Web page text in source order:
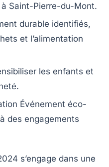
Saint-Pierre-du-Mont.
durable identifiés,
et l’alimentation
les enfants et
.
Événement éco-
des engagements
s’engage dans une